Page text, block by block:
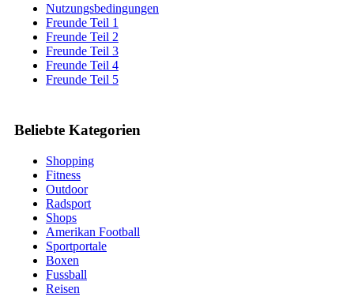
Beliebte Kategorien
Shopping
Fitness
Outdoor
Radsport
Shops
Amerikan Football
Sportportale
Boxen
Fussball
Reisen
Nutzungsbedingungen
Freunde Teil 1
Freunde Teil 2
Freunde Teil 3
Freunde Teil 4
Freunde Teil 5